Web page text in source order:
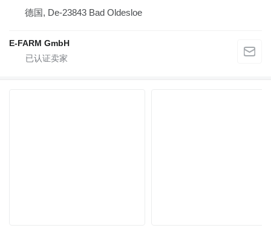
德国, De-23843 Bad Oldesloe
E-FARM GmbH